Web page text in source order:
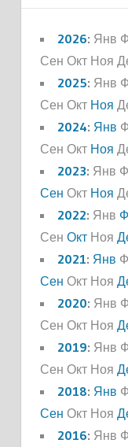
2026: Янв
Сен Окт Ноя
2025: Янв
Сен Окт Ноя
2024: Янв
Сен Окт Ноя
2023: Янв
Сен Окт Ноя
2022: Янв
Сен Окт Ноя
2021: Янв
Сен Окт Ноя
2020: Янв
Сен Окт Ноя
2019: Янв
Сен Окт Ноя
2018: Янв
Сен Окт Ноя
2016: Янв